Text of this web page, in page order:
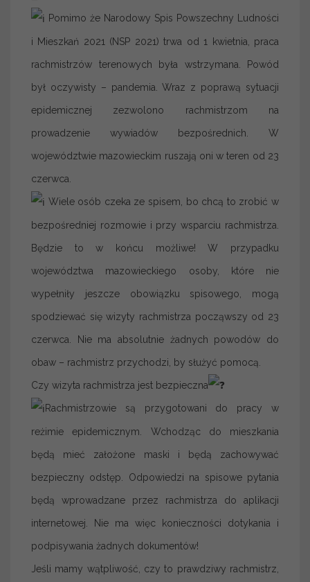
Pomimo że Narodowy Spis Powszechny Ludności
i Mieszkań 2021 (NSP 2021) trwa od 1 kwietnia, praca
rachmistrzów terenowych była wstrzymana. Powód
był oczywisty – pandemia. Wraz z poprawą sytuacji
epidemicznej zezwolono rachmistrzom na
prowadzenie wywiadów bezpośrednich. W
województwie mazowieckim ruszają oni w teren od 23
czerwca.
Wiele osób czeka ze spisem, bo chcą to zrobić w
bezpośredniej rozmowie i przy wsparciu rachmistrza.
Będzie to w końcu możliwe! W przypadku
województwa mazowieckiego osoby, które nie
wypełniły jeszcze obowiązku spisowego, mogą
spodziewać się wizyty rachmistrza począwszy od 23
czerwca. Nie ma absolutnie żadnych powodów do
obaw – rachmistrz przychodzi, by służyć pomocą.
Czy wizyta rachmistrza jest bezpieczna
Rachmistrzowie są przygotowani do pracy w
reżimie epidemicznym. Wchodząc do mieszkania
będą mieć założone maski i będą zachowywać
bezpieczny odstęp. Odpowiedzi na spisowe pytania
będą wprowadzane przez rachmistrza do aplikacji
internetowej. Nie ma więc konieczności dotykania i
podpisywania żadnych dokumentów!
Jeśli mamy wątpliwość, czy to prawdziwy rachmistrz,